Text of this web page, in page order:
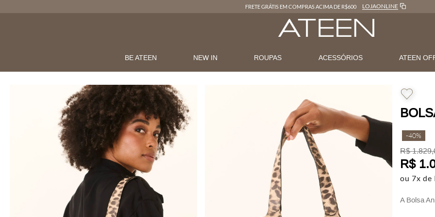
FRETE GRÁTIS EM COMPRAS ACIMA DE R$600 LOJAONLINE
BE ATEEN NEW IN ROUPAS ACESSÓRIOS ATEEN
-40%
R$ 1.829,
R$ 1.
ou7x de
A Bolsa